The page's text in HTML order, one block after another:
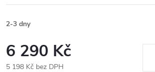
2-3 dny
6 290 Kč
5 198 Kč bez DPH